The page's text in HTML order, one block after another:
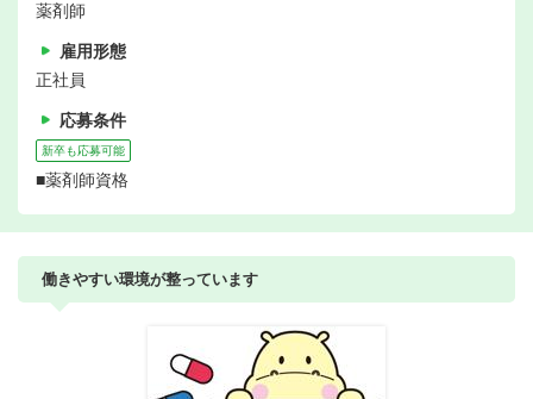
薬剤師
雇用形態
正社員
応募条件
新卒も応募可能
■薬剤師資格
働きやすい環境が整っています